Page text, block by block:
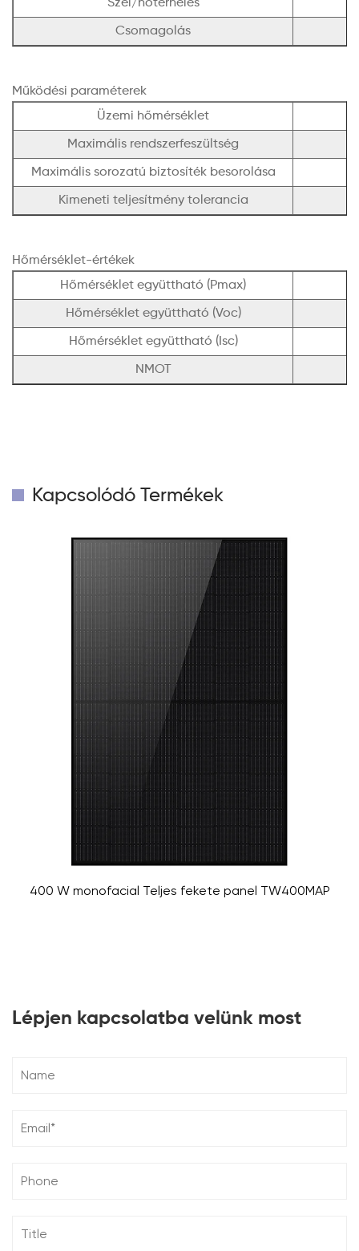
Szél/hóterhelés
Csomagolás
Működési paraméterek
Üzemi hőmérséklet
Maximális rendszerfeszültség
Maximális sorozatú biztosíték besorolása
Kimeneti teljesítmény tolerancia
Hőmérséklet-értékek
Hőmérséklet együttható (Pmax)
Hőmérséklet együttható (Voc)
Hőmérséklet együttható (Isc)
NMOT
Kapcsolódó Termékek
400 W monofacial Teljes fekete panel TW400MAP
Lépjen kapcsolatba velünk most